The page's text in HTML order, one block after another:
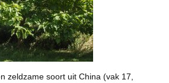
zeldzame soort uit China (vak 17,